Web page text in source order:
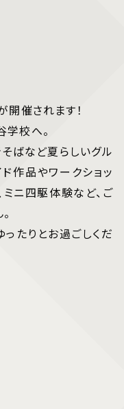
開催されます！
校へ。
ばなど夏らしいグル
作品やワークショッ
ミニ四駆体験など、ご
たりとお過ごしくだ